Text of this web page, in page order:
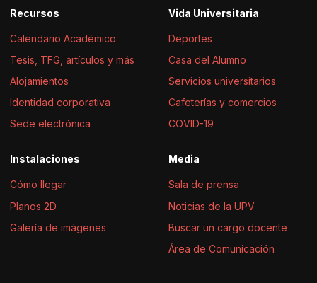
Recursos
Calendario Académico
Tesis, TFG, artículos y más
Alojamientos
Identidad corporativa
Sede electrónica
Vida Universitaria
Deportes
Casa del Alumno
Servicios universitarios
Cafeterías y comercios
COVID-19
Instalaciones
Cómo llegar
Planos 2D
Galería de imágenes
Media
Sala de prensa
Noticias de la UPV
Buscar un cargo docente
Área de Comunicación